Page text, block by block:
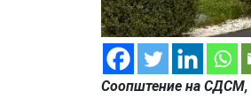
Соопштение на СДСМ,